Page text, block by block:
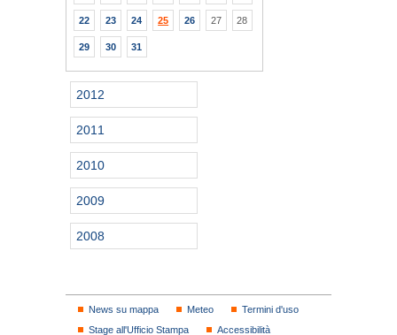
22 23 24 25 26 27 28
29 30 31
2012
2011
2010
2009
2008
News su mappa Meteo
Termini d'uso
Stage all'Ufficio Stampa
Accessibilità